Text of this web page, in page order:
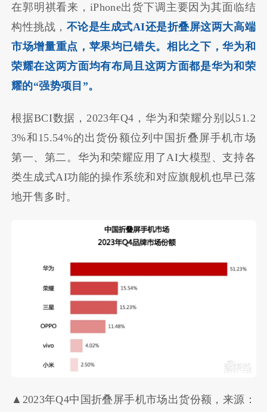
在郭明祺看来，iPhone出货下调主要因为其面临结
构性挑战， 不论是生成式AI还是折叠屏这两大高端
市场增量重点，苹果均已错失。相比之下，华为和
荣耀在这两方面均有布局且这两方面都是华为和荣
耀的“强势项目”。
根据BCI数据，2023年Q4，华为和荣耀分别以51.2
3%和15.54%的出货份额位列中国折叠屏手机市场
第一、第二。华为和荣耀应用了AI大模型、支持各
类生成式AI功能的操作系统和对应旗舰机也早已落
地开售多时。
▲2023年Q4中国折叠屏手机市场出货份额，来源：